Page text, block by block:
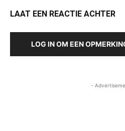
LAAT EEN REACTIE ACHTER
LOG IN OM EEN
-